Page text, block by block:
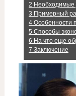
2 Необходимые
3 Примерный
4Особенности
5 Способы
6 На что еще
7 Заключение